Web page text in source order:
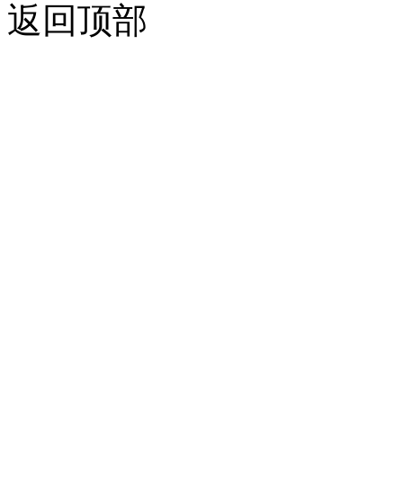
返回顶部